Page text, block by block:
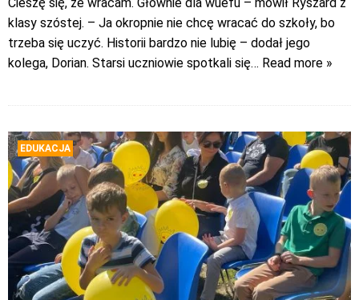
klasy szóstej. – Ja okropnie nie chcę wracać do szkoły, bo
trzeba się uczyć. Historii bardzo nie lubię – dodał jego
kolega, Dorian. Starsi uczniowie spotkali się… Read more »
EDUKACJA